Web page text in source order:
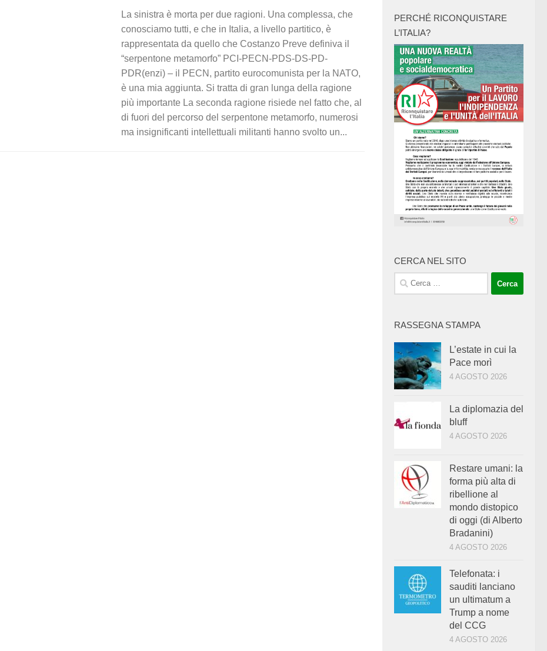
La sinistra è morta per due ragioni. Una complessa, che
conosciamo tutti, e che in Italia, a livello partitico, è
rappresentata da quello che Costanzo Preve definiva il
“serpentone metamorfo” PCI-PECN-PDS-DS-PD-
PDR(enzi) – il PECN, partito eurocomunista per la NATO,
è una mia aggiunta. Si tratta di gran lunga della ragione
più importante La seconda ragione risiede nel fatto che, al
di fuori del percorso del serpentone metamorfo, numerosi
ma insignificanti intellettuali militanti hanno svolto un...
PERCHÉ RICONQUISTARE
L’ITALIA?
CERCA NEL SITO
Ricerca
per:
RASSEGNA STAMPA
L’estate in cui la
Pace morì
4 AGOSTO 2026
La diplomazia del
bluff
4 AGOSTO 2026
Restare umani: la
forma più alta di
ribellione al
mondo distopico
di oggi (di Alberto
Bradanini)
4 AGOSTO 2026
Telefonata: i
sauditi lanciano
un ultimatum a
Trump a nome
del CCG
4 AGOSTO 2026